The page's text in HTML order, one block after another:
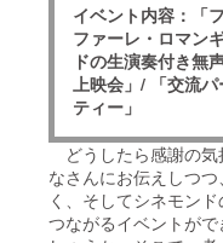
イベント内容：「
ファーレ・ロマン
ドの生演奏付き無
上映会」/ 「交流パ
ティー」
どうしたら感謝の気
なさんにお伝えしつつ
く、そしてシネモンド
つながるイベントが